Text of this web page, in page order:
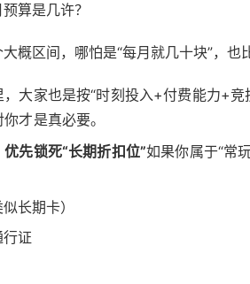
算是几许？
概区间，哪怕是“每月就几十块”，也
大家也是按“时刻投入+付费能力+
才是真必要。
先锁死“长期折扣位”如果你属于“常
长期卡）
证